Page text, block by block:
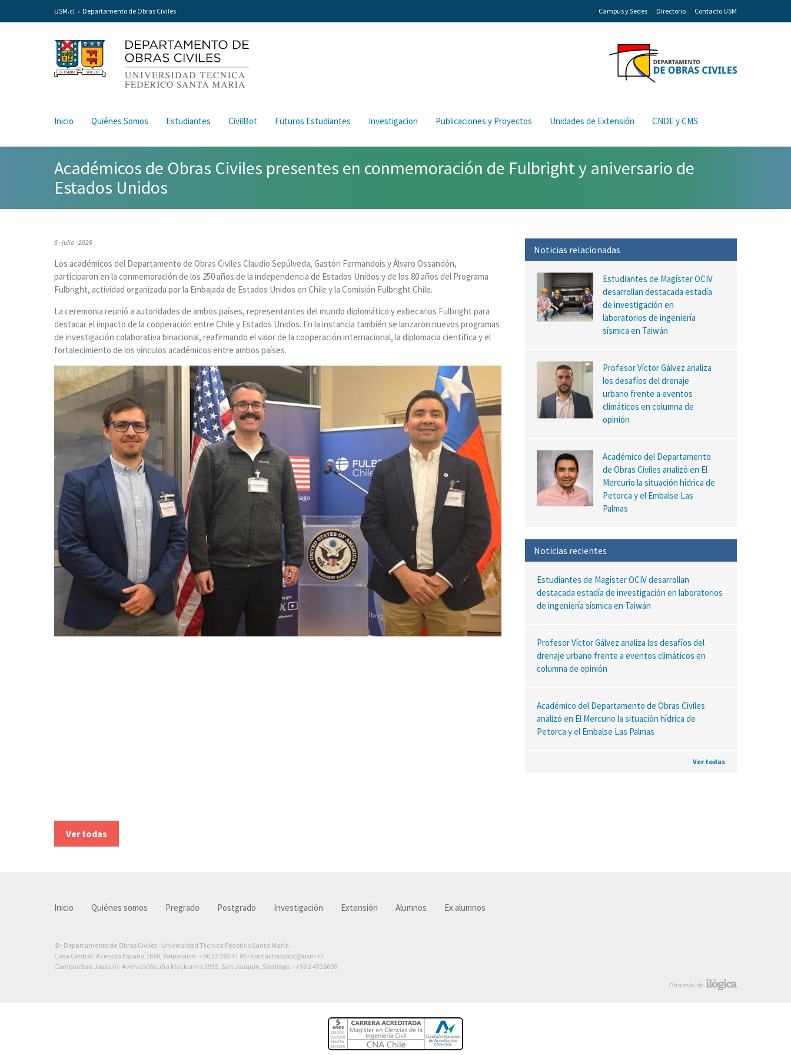
USM.cl Departamento de Obras Civiles Campus y Sedes Directorio Contacto USM
Inicio Quiénes Somos Estudiantes CivilBot Futuros Estudiantes Investigacion Publicaciones y Proyectos Unidades de Extensión CNDE y CMS
Académicos de Obras Civiles presentes en conmemoración de Fulbright y aniversario de
Estados Unidos
6 · julio · 2026
Los académicos del Departamento de Obras Civiles Claudio Sepúlveda, Gastón Fermandois y Álvaro Ossandón,
participaron en la conmemoración de los 250 años de la independencia de Estados Unidos y de los 80 años del Programa
Fulbright, actividad organizada por la Embajada de Estados Unidos en Chile y la Comisión Fulbright Chile.
La ceremonia reunió a autoridades de ambos países, representantes del mundo diplomático y exbecarios Fulbright para
destacar el impacto de la cooperación entre Chile y Estados Unidos. En la instancia también se lanzaron nuevos programas
de investigación colaborativa binacional, reafirmando el valor de la cooperación internacional, la diplomacia científica y el
fortalecimiento de los vínculos académicos entre ambos países.
Noticias relacionadas
Estudiantes de Magíster OCIV
desarrollan destacada estadía
de investigación en
laboratorios de ingeniería
sísmica en Taiwán
Profesor Víctor Gálvez analiza
los desafíos del drenaje
urbano frente a eventos
climáticos en columna de
opinión
Académico del Departamento
de Obras Civiles analizó en El
Mercurio la situación hídrica de
Petorca y el Embalse Las
Palmas
Noticias recientes
Estudiantes de Magíster OCIV desarrollan
destacada estadía de investigación en laboratorios
de ingeniería sísmica en Taiwán
Profesor Víctor Gálvez analiza los desafíos del
drenaje urbano frente a eventos climáticos en
columna de opinión
Académico del Departamento de Obras Civiles
analizó en El Mercurio la situación hídrica de
Petorca y el Embalse Las Palmas
Ver todas
Ver todas
Inicio Quiénes somos Pregrado Postgrado Investigación Extensión Alumnos Ex alumnos
© · Departamento de Obras Civiles · Universidad Técnica Federico Santa María
Casa Central: Avenida España 1680, Valparaíso · +56 32 265 41 85 · contactodoocc@usm.cl
Campus San Joaquín: Avenida Vicuña Mackenna 3939, San Joaquín, Santiago. · +56 2 4326609